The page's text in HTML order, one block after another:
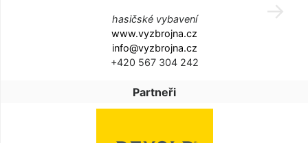
hasičské vybavení
www.vyzbrojna.cz
info@vyzbrojna.cz
+420 567 304 242
Partneři